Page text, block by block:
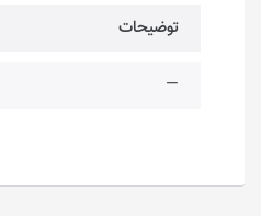
توضیحات
—